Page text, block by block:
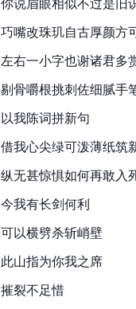
巧嘴改珠玑自古厚颜方
左右一小字也谢诸君多
剔骨嚼根挑刺佐细腻手
以我陈词拼新句
借我心尖绿可泼薄纸筑
纵无甚惊惧如何再敢入
今我有长剑何利
可以横劈杀斩峭壁
此山指为你我之席
摧裂不足惜